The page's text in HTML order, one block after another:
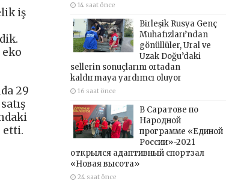
iş
29
etti.
14 saat önce
Birleşik Rusya Genç
Muhafızları’ndan
gönüllüler, Ural ve
Uzak Doğu’daki
sellerin sonuçlarını ortadan
kaldırmaya yardımcı oluyor
16 saat önce
В Саратове по
Народной
программе «Единой
России»-2021
открылся адаптивный спортзал
«Новая высота»
24 saat önce